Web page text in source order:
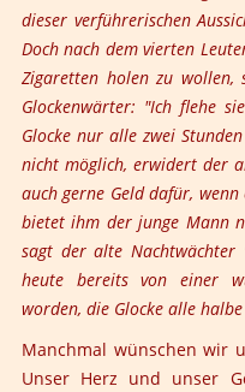
dieser verführerischen
Doch nach dem vierten
Zigaretten holen zu
Glockenwärter: "Ich flehe
Glocke nur alle zwei
nicht möglich, erwidert der
auch gerne Geld dafür,
bietet ihm der junge Mann
sagt der alte
heute bereits von einer
worden, die Glocke alle
Manchmal wünschen wir
Unser Herz und unser